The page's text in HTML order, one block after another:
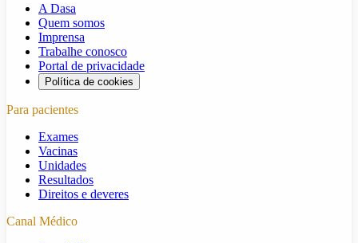
A Dasa
Quem somos
Imprensa
Trabalhe conosco
Portal de privacidade
Política de cookies
Para pacientes
Exames
Vacinas
Unidades
Resultados
Direitos e deveres
Canal Médico